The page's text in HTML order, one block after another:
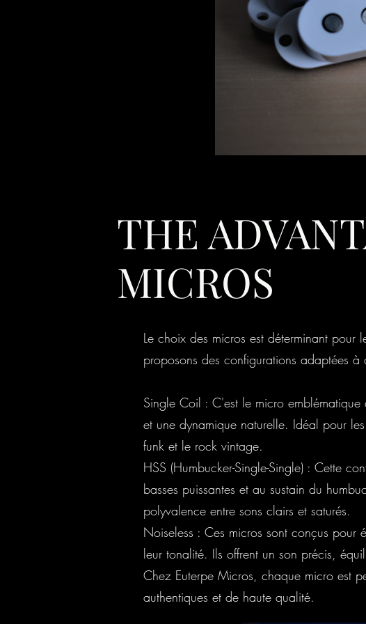
THE
MICROS
Le choix des micros est déterminant
proposons des configurations adaptées à
Single Coil : C'est le micro emblématique
et une dynamique naturelle. Idéal pour
funk et le rock vintage.
HSS (Humbucker-Single-Single) : Cette
basses puissantes et au sustain du
polyvalence entre sons clairs et saturés.
Noiseless : Ces micros sont conçus pour
leur tonalité. Ils offrent un son précis,
Chez Euterpe Micros, chaque micro est
authentiques et de haute qualité.